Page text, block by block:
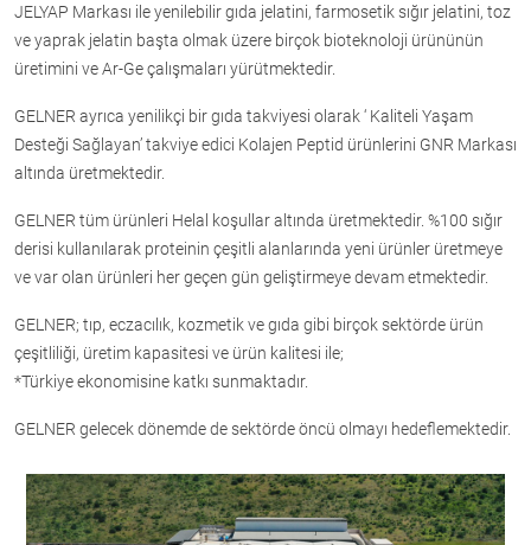
JELYAP Markası ile yenilebilir gıda jelatini, farmosetik sığır jelatini, toz
ve yaprak jelatin başta olmak üzere birçok bioteknoloji ürününün
üretimini ve Ar-Ge çalışmaları yürütmektedir.
GELNER ayrıca yenilikçi bir gıda takviyesi olarak ‘ Kaliteli Yaşam
Desteği Sağlayan’ takviye edici Kolajen Peptid ürünlerini GNR Markası
altında üretmektedir.
GELNER tüm ürünleri Helal koşullar altında üretmektedir. %100 sığır
derisi kullanılarak proteinin çeşitli alanlarında yeni ürünler üretmeye
ve var olan ürünleri her geçen gün geliştirmeye devam etmektedir.
GELNER; tıp, eczacılık, kozmetik ve gıda gibi birçok sektörde ürün
çeşitliliği, üretim kapasitesi ve ürün kalitesi ile;
*Türkiye ekonomisine katkı sunmaktadır.
GELNER gelecek dönemde de sektörde öncü olmayı hedeflemektedir.